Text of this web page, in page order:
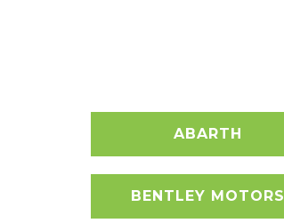
ABARTH
BENTLEY MOTORS